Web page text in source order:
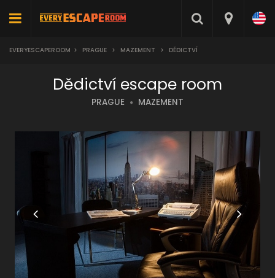
EVERYESCAPEROOM > PRAGUE > MAZEMENT > DĚDICTVÍ
Dědictví escape room
PRAGUE MAZEMENT